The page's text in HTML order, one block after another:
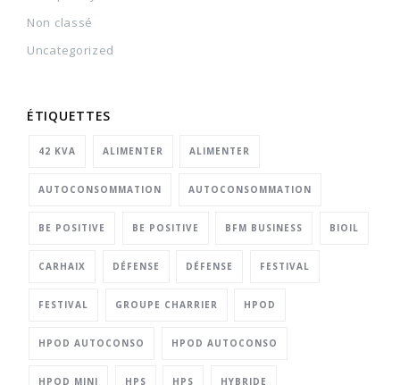
Non classé
Uncategorized
ÉTIQUETTES
42 KVA ALIMENTER ALIMENTER
AUTOCONSOMMATION AUTOCONSOMMATION
BE POSITIVE BE POSITIVE BFM BUSINESS BIOIL
CARHAIX DÉFENSE DÉFENSE FESTIVAL
FESTIVAL GROUPE CHARRIER HPOD
HPOD AUTOCONSO HPOD AUTOCONSO
HPOD MINI HPS HPS HYBRIDE